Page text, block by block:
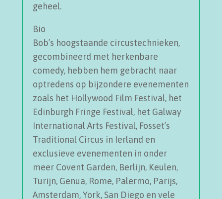
geheel.
Bio
Bob’s hoogstaande circustechnieken,
gecombineerd met herkenbare
comedy, hebben hem gebracht naar
optredens op bijzondere evenementen
zoals het Hollywood Film Festival, het
Edinburgh Fringe Festival, het Galway
International Arts Festival, Fosset’s
Traditional Circus in Ierland en
exclusieve evenementen in onder
meer Covent Garden, Berlijn, Keulen,
Turijn, Genua, Rome, Palermo, Parijs,
Amsterdam, York, San Diego en vele